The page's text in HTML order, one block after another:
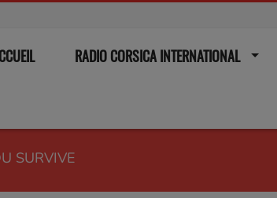
RADIO CORSICA INTERNATIONAL
SURVIVE